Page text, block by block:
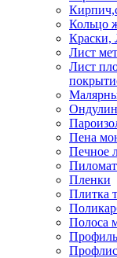
Кольцо
Краски,
Лист
Лист
Ондулин
Пена
Печное
Пленки
Плитка
Полоса